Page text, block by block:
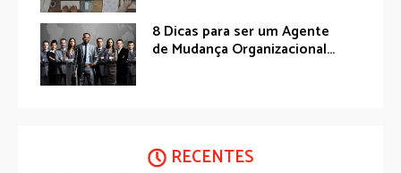
8 Dicas para ser um Agente
de Mudança Organizacional...
RECENTES